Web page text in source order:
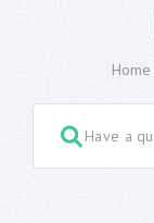
Home